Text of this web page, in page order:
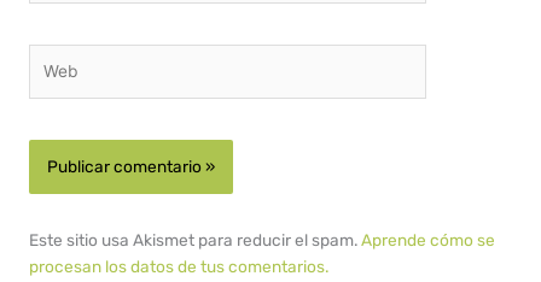
Este sitio usa Akismet para reducir el spam.Aprende cómo se
procesan los datos de tus comentarios.